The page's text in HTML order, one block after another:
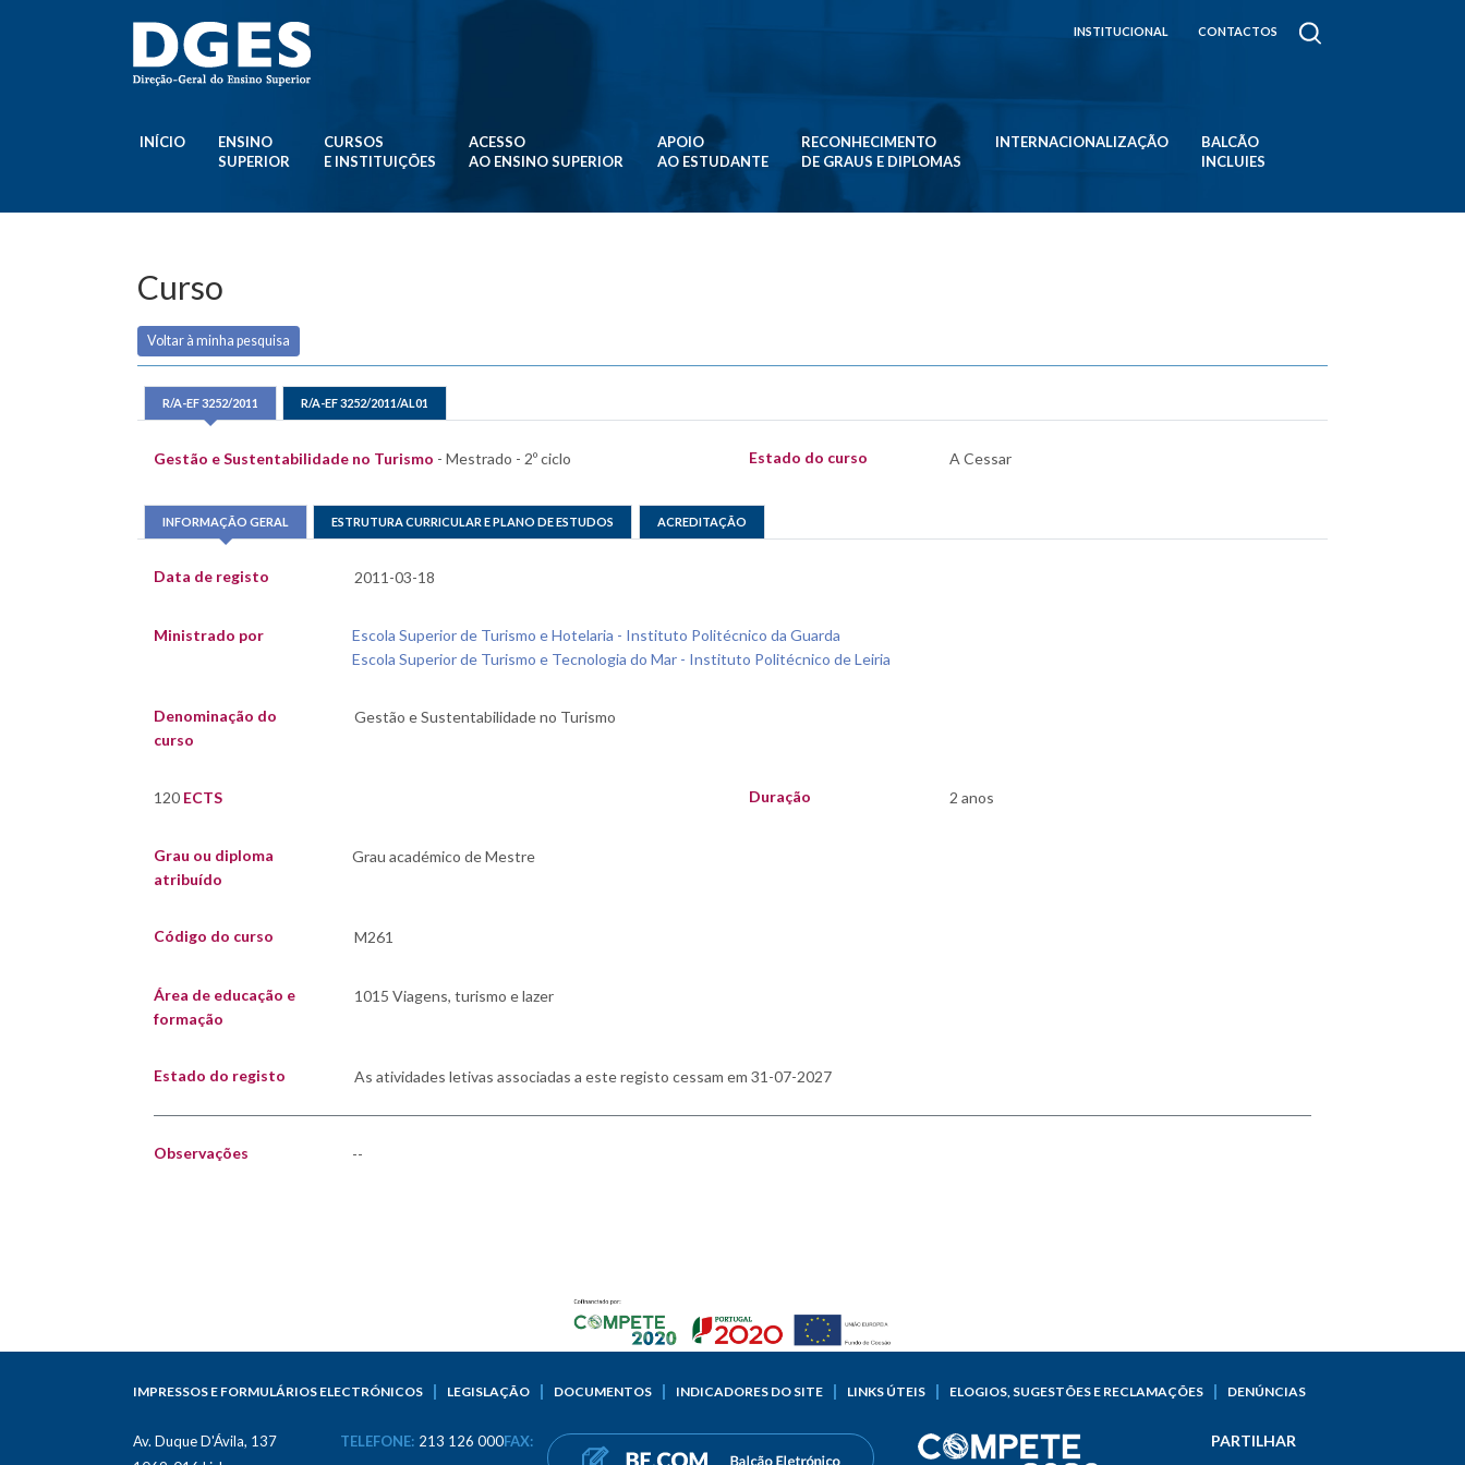
INSTITUCIONAL CONTACTOS
INÍCIO
ENSINO
SUPERIOR
CURSOS
E INSTITUIÇÕES
ACESSO
AO ENSINO SUPERIOR
APOIO
AO ESTUDANTE
RECONHECIMENTO
DE GRAUS E DIPLOMAS
INTERNACIONALIZAÇÃO
BALCÃO
INCLUIES
Curso
Voltar à minha pesquisa
R/A-EF 3252/2011 R/A-EF 3252/2011/AL01
Gestão e Sustentabilidade no Turismo - Mestrado - 2º ciclo Estado do curso
INFORMAÇÃO GERAL ESTRUTURA CURRICULAR E PLANO DE ESTUDOS ACREDITAÇÃO
Data de registo
Ministrado por
Escola Superior de Turismo e Hotelaria - Instituto Politécnico da Guarda
Escola Superior de Turismo e Tecnologia do Mar - Instituto Politécnico de Leiria
Denominação do
curso
120 ECTS Duração
Grau ou diploma
atribuído
Código do curso
Área de educação e
formação
Estado do registo
Observações --
IMPRESSOS E FORMULÁRIOS ELECTRÓNICOS LEGISLAÇÃO DOCUMENTOS INDICADORES DO SITE LINKS ÚTEIS ELOGIOS, SUGESTÕES E RECLAMAÇÕES DENÚNCIAS
Av. Duque D'Ávila, 137
TELEFONE: 213 126 000FAX: PARTILHAR